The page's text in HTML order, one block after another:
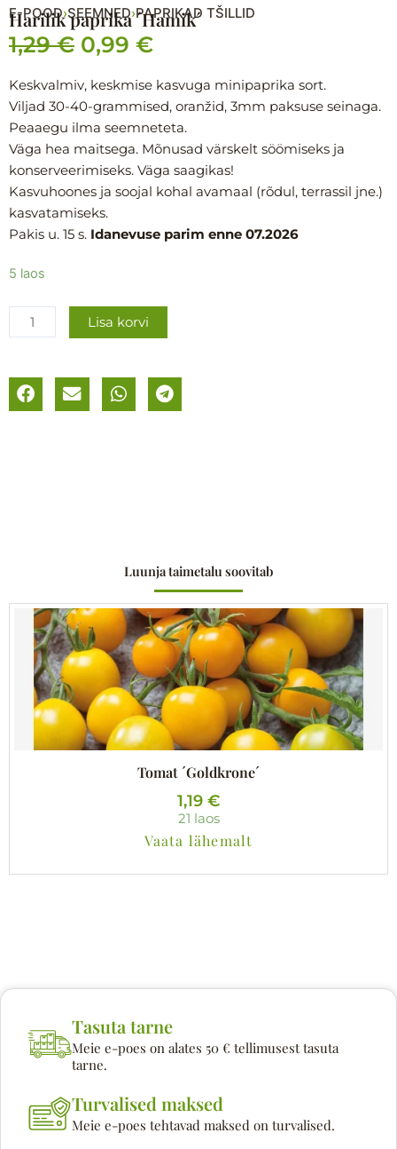
E-POOD›SEEMNED›PAPRIKAD TŠILLID
Harilik paprika ´Hamik´
1,29€ Algne
hind
oli:
1,29 €.
0,99 €Praegune
hind
on:
0,99 €.
Keskvalmiv, keskmise kasvuga minipaprika sort.
Viljad 30-40-grammised, oranžid, 3mm paksuse seinaga.
Peaaegu ilma seemneteta.
Väga hea maitsega. Mõnusad värskelt söömiseks ja
konserveerimiseks. Väga saagikas!
Kasvuhoones ja soojal kohal avamaal (rõdul, terrassil jne.)
kasvatamiseks.
Pakis u. 15 s. Idanevuse parim enne 07.2026
5 laos
Harilik
´Hamik
´
Lisa korvi
Luunja taimetalu soovitab
Tomat ´Goldkrone´
1,19 €
21 laos
Vaata lähemalt
Tasuta tarne
Meie e-poes on alates 50 € tellimusest tasuta
tarne.
Turvalised maksed
Meie e-poes tehtavad maksed on turvalised.